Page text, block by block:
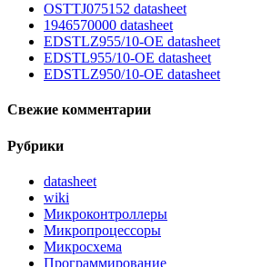
OSTTJ075152 datasheet
1946570000 datasheet
EDSTLZ955/10-OE datasheet
EDSTL955/10-OE datasheet
EDSTLZ950/10-OE datasheet
Свежие комментарии
Рубрики
datasheet
wiki
Микроконтроллеры
Микропроцессоры
Микросхема
Программирование